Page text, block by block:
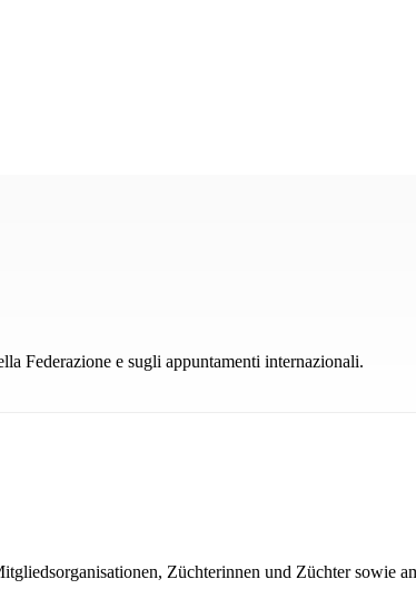
Federazione e sugli appuntamenti internazionali.
Züchterinnen und Züchter sowie